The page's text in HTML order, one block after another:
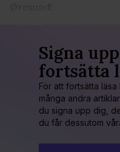
Signa
fortsätta
För att fortsätta
många andra
du signa upp dig,
du får dessutom